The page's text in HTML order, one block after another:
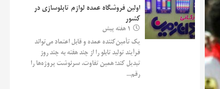
اولین فروشگاه عمده لوازم تابلوسازی در
کشور
1 هفته پیش
یک تأمین‌کننده عمده و قابل اعتماد می‌تواند
فرآیند تولید تابلو را از چند هفته به چند روز
تبدیل کند؛ همین تفاوت، سرنوشت پروژه‌ها را
رقم...